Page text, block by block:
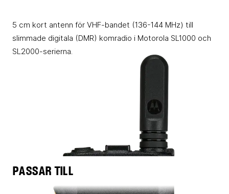
5 cm kort antenn för VHF-bandet (136-144 MHz) till
slimmade digitala (DMR) komradio i Motorola SL1000 och
SL2000-serierna.
PASSAR TILL